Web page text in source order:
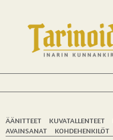
ÄÄNITTEET KUVATALLENTEET
AVAINSANAT
KOHDEHENKILÖT